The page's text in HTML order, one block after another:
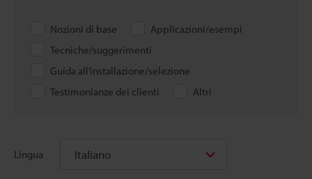
Nozioni di base
Applicazioni/esempi
Tecniche/suggerimenti
Guida all’installazione/selezione
Testimonianze dei clienti
Altri
Lingua Italiano